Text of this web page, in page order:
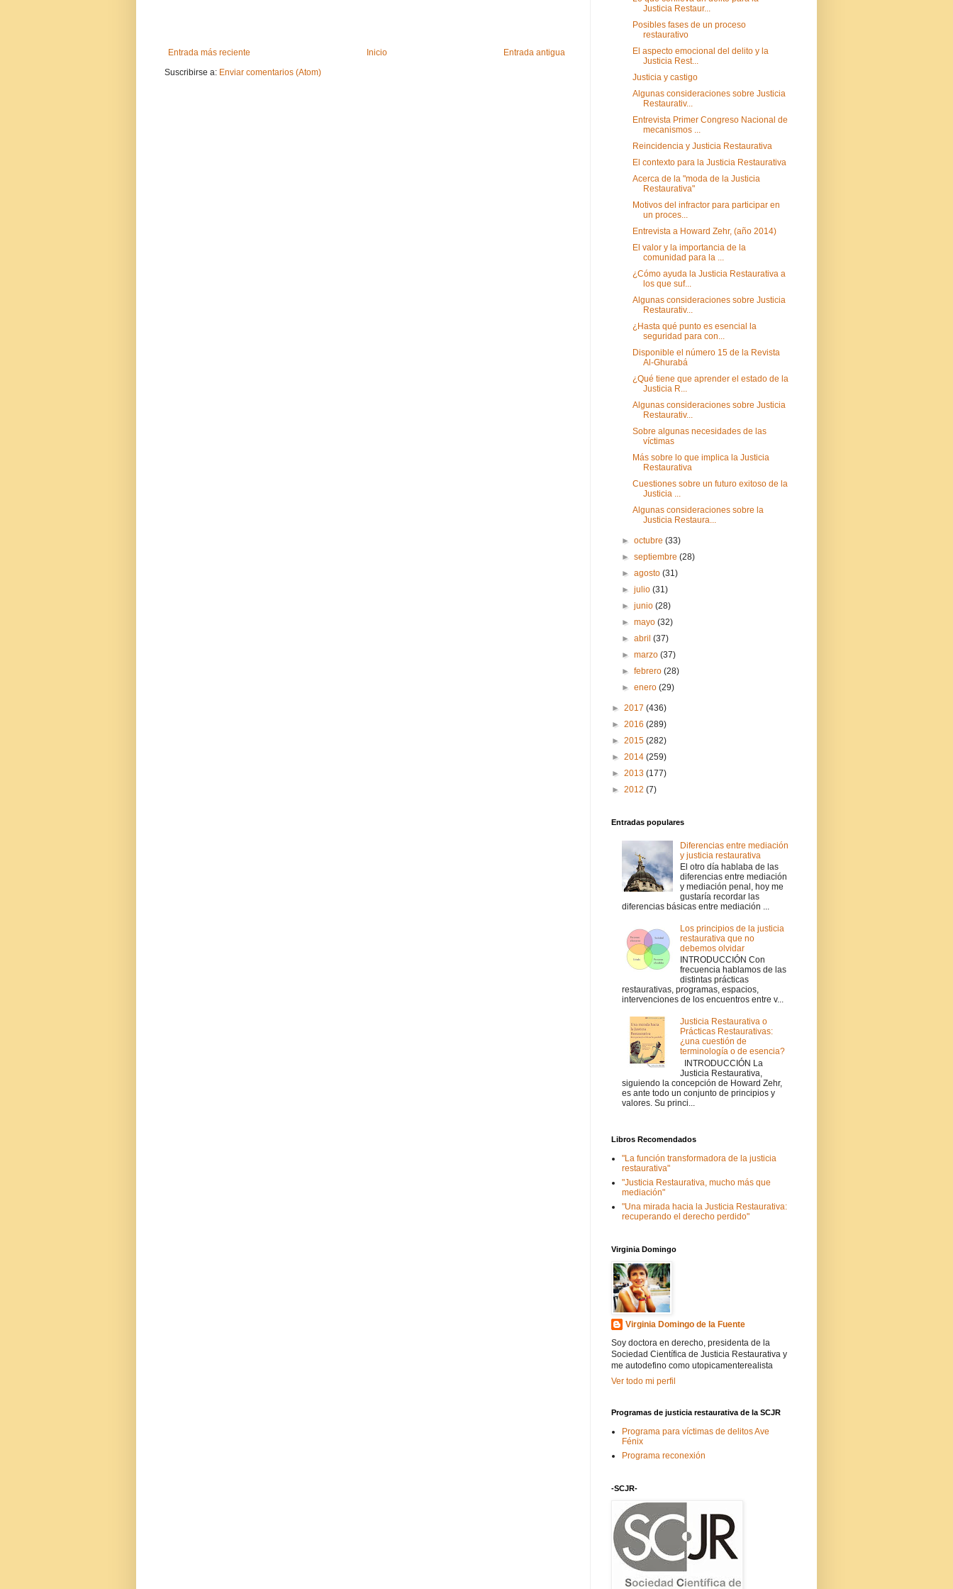
Entrada más reciente Entrada antigua
Inicio
Suscribirse a: Enviar comentarios (Atom)
Justicia Restaur...
Posibles fases de un proceso
restaurativo
El aspecto emocional del delito y la
Justicia Rest...
Justicia y castigo
Algunas consideraciones sobre Justicia
Restaurativ...
Entrevista Primer Congreso Nacional de
mecanismos ...
Reincidencia y Justicia Restaurativa
El contexto para la Justicia Restaurativa
Acerca de la "moda de la Justicia
Restaurativa"
Motivos del infractor para participar en
un proces...
Entrevista a Howard Zehr, (año 2014)
El valor y la importancia de la
comunidad para la ...
¿Cómo ayuda la Justicia Restaurativa a
los que suf...
Algunas consideraciones sobre Justicia
Restaurativ...
¿Hasta qué punto es esencial la
seguridad para con...
Disponible el número 15 de la Revista
Al-Ghurabá
¿Qué tiene que aprender el estado de la
Justicia R...
Algunas consideraciones sobre Justicia
Restaurativ...
Sobre algunas necesidades de las
víctimas
Más sobre lo que implica la Justicia
Restaurativa
Cuestiones sobre un futuro exitoso de la
Justicia ...
Algunas consideraciones sobre la
Justicia Restaura...
►octubre(33)
►septiembre(28)
►agosto(31)
►julio(31)
►junio(28)
►mayo(32)
►abril(37)
►marzo(37)
►febrero(28)
►enero(29)
► 2017 (436)
► 2016 (289)
► 2015 (282)
► 2014 (259)
► 2013 (177)
► 2012 (7)
Entradas populares
Diferencias entre mediación
y justicia restaurativa
El otro día hablaba de las
diferencias entre mediación
y mediación penal, hoy me
gustaría recordar las
diferencias básicas entre mediación ...
Los principios de la justicia
restaurativa que no
debemos olvidar
INTRODUCCIÓN Con
frecuencia hablamos de las
distintas prácticas
restaurativas, programas, espacios,
intervenciones de los encuentros entre v...
Justicia Restaurativa o
Prácticas Restaurativas:
¿una cuestión de
terminología o de esencia?
INTRODUCCIÓN La
Justicia Restaurativa,
siguiendo la concepción de Howard Zehr,
es ante todo un conjunto de principios y
valores. Su princi...
Libros Recomendados
"La función transformadora de la justicia
restaurativa"
"Justicia Restaurativa, mucho más que
mediación"
"Una mirada hacia la Justicia Restaurativa:
recuperando el derecho perdido"
Virginia Domingo
Virginia Domingo de la Fuente
Soy doctora en derecho, presidenta de la
Sociedad Científica de Justicia Restaurativa y
me autodefino como utopicamenterealista
Ver todo mi perfil
Programas de justicia restaurativa de la SCJR
Programa para víctimas de delitos Ave
Fénix
Programa reconexión
-SCJR-